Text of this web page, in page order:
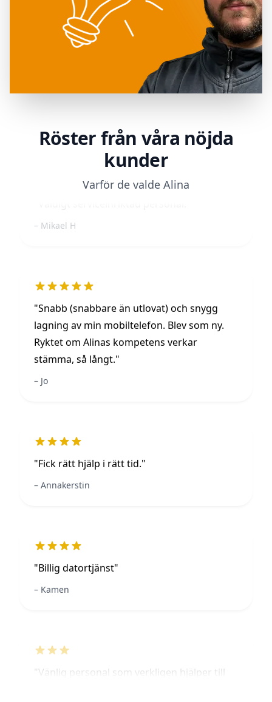
Röster från våra nöjda
kunder
Varför de valde Alina
Helt fantastiska människor på plats
"Helt fantastiska människor på plats som
ger den bästa bemötande till sina kunder."
lagning av min mobiltelefon. Blev som ny.
Ryktet om Alinas kompetens verkar
stämma, så långt."